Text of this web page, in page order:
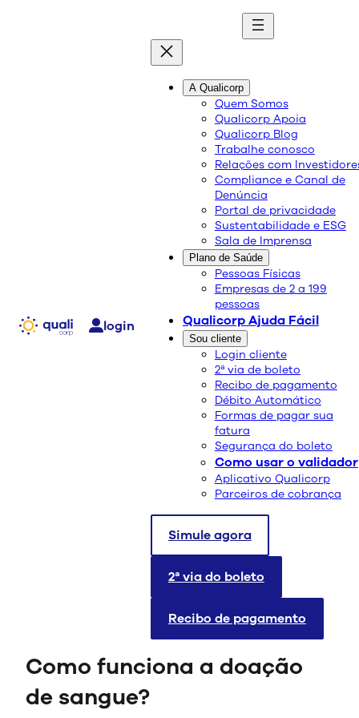
login
A Qualicorp
Quem Somos
Qualicorp Apoia
Qualicorp Blog
Trabalhe conosco
Relações com
Compliance e Canal de
Denúncia
Portal de privacidade
Sustentabilidade e ESG
Sala de Imprensa
Plano de Saúde
Pessoas Físicas
Empresas de 2 a 199
pessoas
Qualicorp Ajuda Fácil
Sou cliente
Login cliente
2ª via de boleto
Recibo de pagamento
Débito Automático
Formas de pagar sua
fatura
Segurança do boleto
Como usar o validador
Aplicativo Qualicorp
Parceiros de cobrança
Simule agora
2ª via do boleto
Recibo de pagamento
blog
Conteúdo de qualidade e as melhores soluções
Doação de sangue: como
funciona, requisitos e
14/06/2024
Compartilhe:
A doação de sangue é um ato altruísta que salva vidas
e desempenha um papel crucial na medicina moderna.
Neste texto, abordaremos como funciona o processo
Como funciona a doação
de sangue?